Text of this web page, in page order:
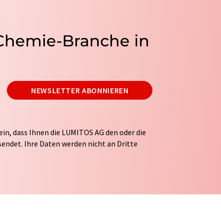
Branche in
NEWSLETTER ABONNIEREN
dass Ihnen die LUMITOS AG den oder die
Ihre Daten werden nicht an Dritte
Ihrer Daten durch die LUMITOS AG erfolgt